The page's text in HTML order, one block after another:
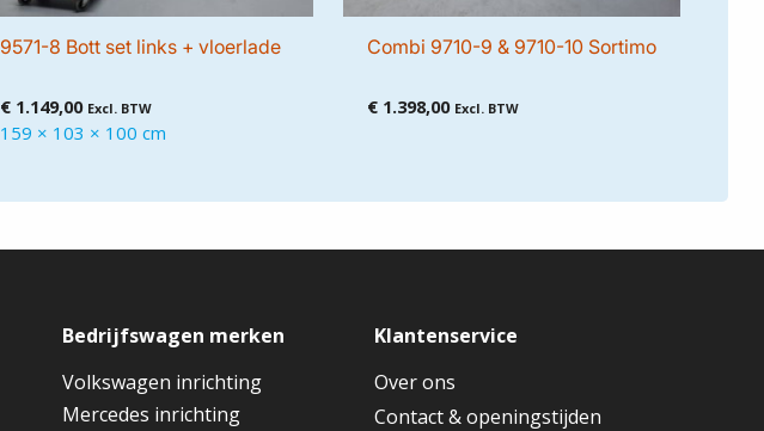
9571-8 Bott set links + vloerlade
€1.149,00 Excl. BTW
159 × 103 × 100 cm
Combi 9710-9 & 9710-10 Sortimo
€1.398,00 Excl. BTW
Bedrijfswagen merken
Volkswagen inrichting
Mercedes inrichting
Klantenservice
Over ons
Contact & openingstijden